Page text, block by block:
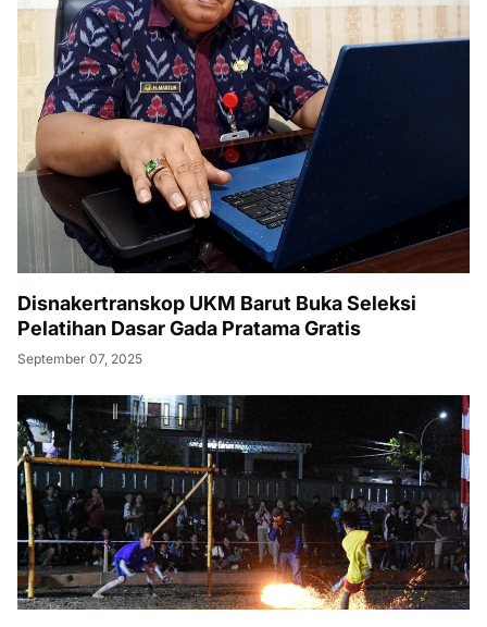
Disnakertranskop UKM Barut Buka Seleksi
Pelatihan Dasar Gada Pratama Gratis
September 07, 2025